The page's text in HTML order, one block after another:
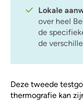
Lokale
over heel
de
de
Deze tweede
thermografie kan